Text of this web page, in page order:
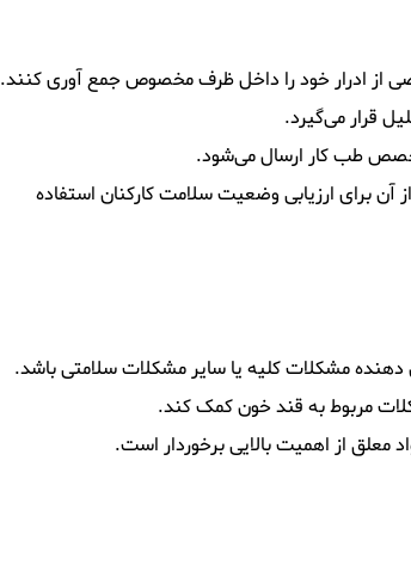
از ادرار خود را داخل ظرف مخصوص جمع آوری کنند.
قرار می‌گیرد.
طب کار ارسال می‌شود.
آن برای ارزیابی وضعیت سلامت کارکنان استفاده
دهنده مشکلات کلیه یا سایر مشکلات سلامتی باشد.
مربوط به قند خون کمک کند.
معلق از اهمیت بالایی برخوردار است.